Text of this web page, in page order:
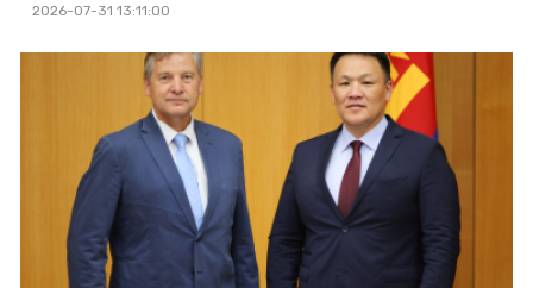
2026-07-31 13:11:00